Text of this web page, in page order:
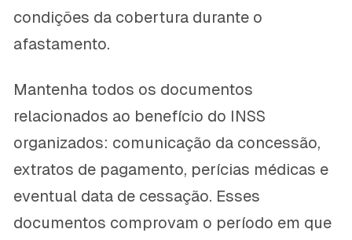
condições da cobertura durante o
afastamento.
Mantenha todos os documentos
relacionados ao benefício do INSS
organizados: comunicação da concessão,
extratos de pagamento, perícias médicas e
eventual data de cessação. Esses
documentos comprovam o período em que